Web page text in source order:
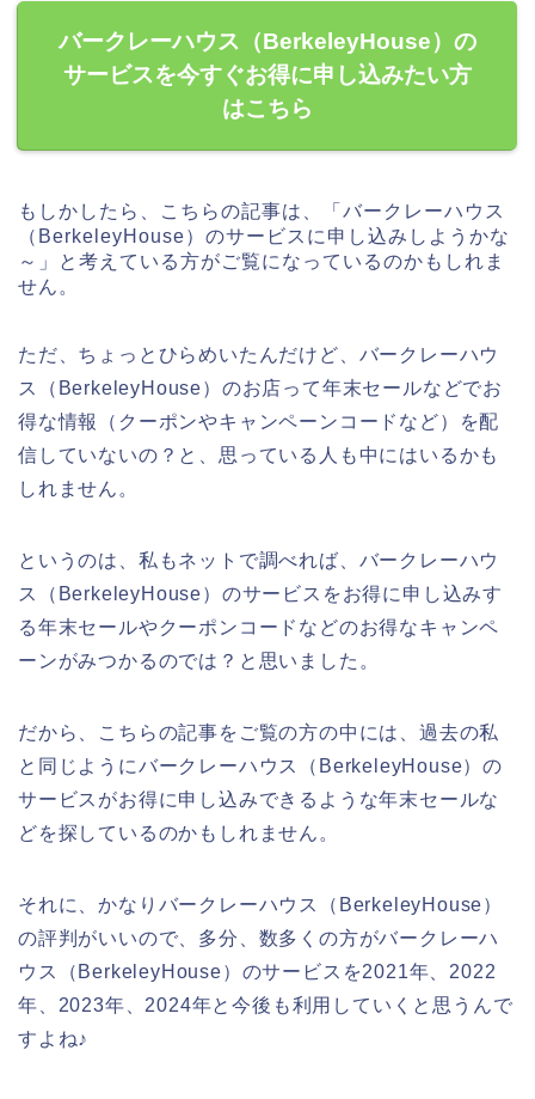
バークレーハウス（BerkeleyHouse）の
サービスを今すぐお得に申し込みたい方
はこちら
もしかしたら、こちらの記事は、「バークレーハウス
（BerkeleyHouse）のサービスに申し込みしようかな
～」と考えている方がご覧になっているのかもしれま
せん。
ただ、ちょっとひらめいたんだけど、バークレーハウ
ス（BerkeleyHouse）のお店って年末セールなどでお
得な情報（クーポンやキャンペーンコードなど）を配
信していないの？と、思っている人も中にはいるかも
しれません。
というのは、私もネットで調べれば、バークレーハウ
ス（BerkeleyHouse）のサービスをお得に申し込みす
る年末セールやクーポンコードなどのお得なキャンペ
ーンがみつかるのでは？と思いました。
だから、こちらの記事をご覧の方の中には、過去の私
と同じようにバークレーハウス（BerkeleyHouse）の
サービスがお得に申し込みできるような年末セールな
どを探しているのかもしれません。
それに、かなりバークレーハウス（BerkeleyHouse）
の評判がいいので、多分、数多くの方がバークレーハ
ウス（BerkeleyHouse）のサービスを2021年、2022
年、2023年、2024年と今後も利用していくと思うんで
すよね♪